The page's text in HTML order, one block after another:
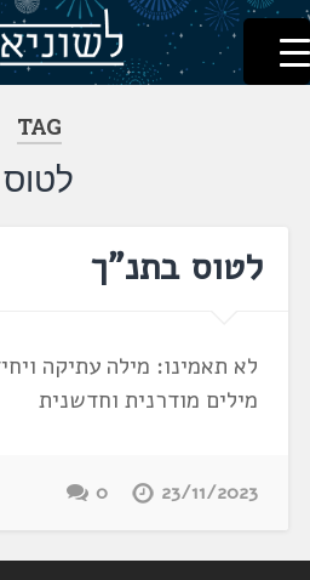
דלג
לתוכן
לשוניאדה
עברית. לשון. שפה
TAG
לטוס
לטוס בתנ"ך
לא תאמינו: מילה עתיקה
מילים מודרנית וחדשנית
23/11/2023
0